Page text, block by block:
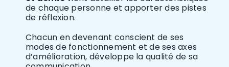
de chaque personne et apporter des pistes
de réflexion.
Chacun en devenant conscient de ses
modes de fonctionnement et de ses axes
d’amélioration, développe la qualité de sa